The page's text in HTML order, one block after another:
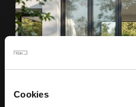
Cookies